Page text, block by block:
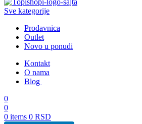
Sve kategorije
Prodavnica
Outlet
Novo u ponudi
Kontakt
O nama
Blog
0
0
0 items 0 RSD